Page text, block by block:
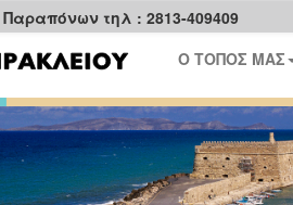
τηλ : 2813-409409
Ο ΤΟΠΟΣ ΜΑΣ